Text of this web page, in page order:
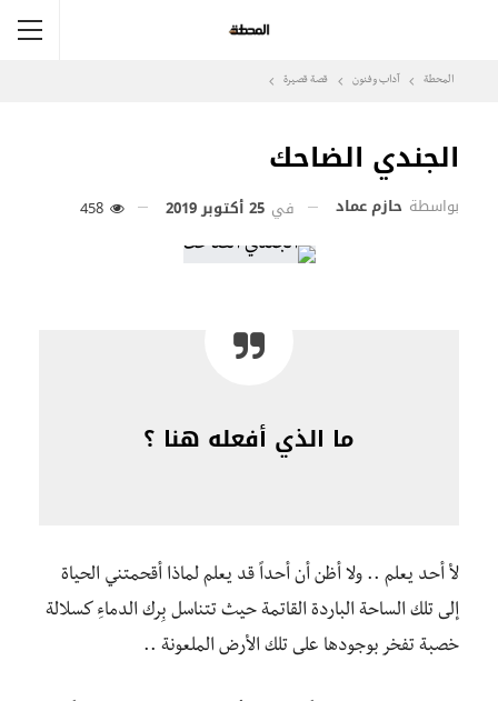
المحطة آداب وفنون قصة قصيرة
الجندي الضاحك
بواسطة حازم عماد في 25 أكتوبر 2019
ما الذي أفعله هنا ؟
لأ أحد يعلم .. ولا أظن أن أحداً قد يعلم لماذا أقحمتني الحياة
إلى تلك الساحة الباردة القاتمة حيث تتناسل بِرك الدماءِ كسلالة
خصبة تفخر بوجودها على تلك الأرض الملعونة ..